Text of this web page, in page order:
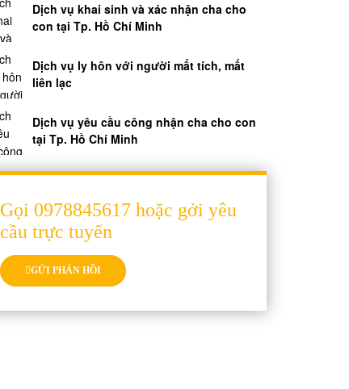
Dịch vụ khai sinh và xác nhận cha cho
con tại Tp. Hồ Chí Minh
Dịch vụ ly hôn với người mất tích, mất
liên lạc
Dịch vụ yêu cầu công nhận cha cho con
tại Tp. Hồ Chí Minh
Gọi 0978845617 hoặc gởi yêu
cầu trực tuyến
GỬI PHẢN HỒI